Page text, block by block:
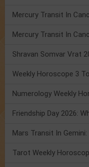
Numerology Weekly
Tarot Weekly